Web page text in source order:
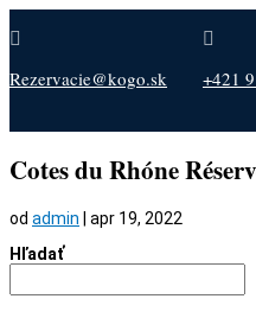

Rezervacie@kogo.sk

+421
Cotes du Rhóne
od admin
apr 19, 2022
Hľadať